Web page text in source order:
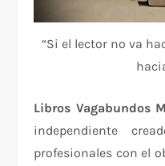
“Si el lector no va
Libros Vagabundos
independiente
profesionales con el